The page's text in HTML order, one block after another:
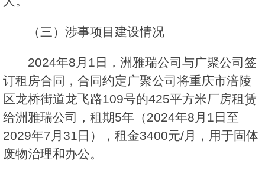
（三）涉事项目建设情况
2024年8月1日，洲雅瑞公司与广聚公司签
订租房合同，合同约定广聚公司将重庆市涪陵
区龙桥街道龙飞路109号的425平方米厂房租赁
给洲雅瑞公司，租期5年（2024年8月1日至
2029年7月31日），租金3400元/月，用于固体
废物治理和办公。